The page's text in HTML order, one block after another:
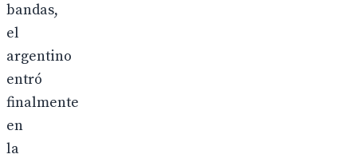
bandas,
el
argentino
entró
finalmente
en
la